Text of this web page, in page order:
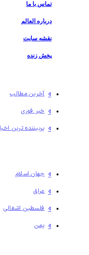
تماس با ما
درباره العالم
نقشه سایت
پخش زنده
آخرین مطالب
خبر فوری
پربیننده ترین اخبار
جهان اسلام
عراق
فلسطين اشغالی
یمن